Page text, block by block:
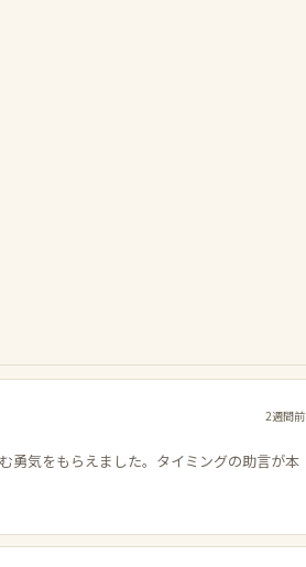
2週間前
勇気をもらえました。タイミングの助言が本